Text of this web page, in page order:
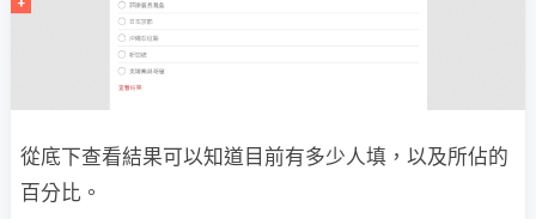
從底下查看結果可以知道目前有多少人填，以及所佔的
百分比。